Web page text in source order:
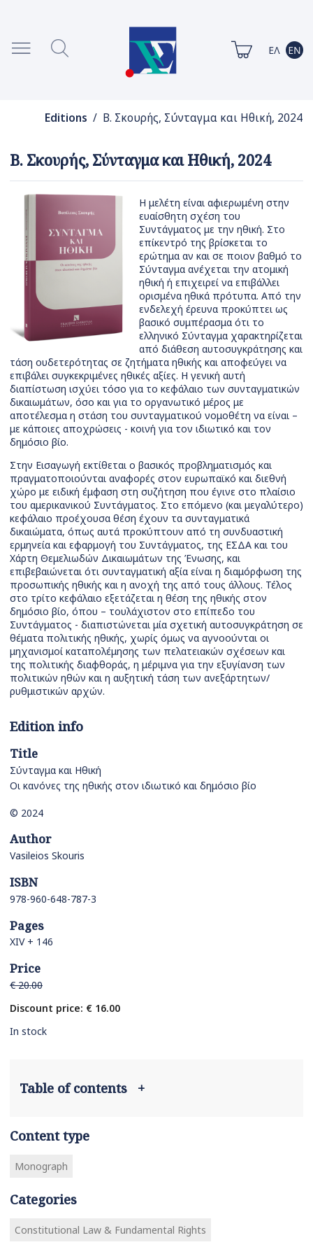
Editions / Β. Σκουρής, Σύνταγμα και Ηθική, 2024
Β. Σκουρής, Σύνταγμα και Ηθική, 2024
Η μελέτη είναι αφιερωμένη στην
ευαίσθητη σχέση του
Συντάγματος με την ηθική. Στο
επίκεντρό της βρίσκεται το
ερώτημα αν και σε ποιον βαθμό το
Σύνταγμα ανέχεται την ατομική
ηθική ή επιχειρεί να επιβάλλει
ορισμένα ηθικά πρότυπα. Από την
ενδελεχή έρευνα προκύπτει ως
βασικό συμπέρασμα ότι το
ελληνικό Σύνταγμα χαρακτηρίζεται
από διάθεση αυτοσυγκράτησης και
τάση ουδετερότητας σε ζητήματα ηθικής και αποφεύγει να
επιβάλει συγκεκριμένες ηθικές αξίες. Η γενική αυτή
διαπίστωση ισχύει τόσο για το κεφάλαιο των συνταγματικών
δικαιωμάτων, όσο και για το οργανωτικό μέρος με
αποτέλεσμα η στάση του συνταγματικού νομοθέτη να είναι –
με κάποιες αποχρώσεις - κοινή για τον ιδιωτικό και τον
δημόσιο βίο.
Στην Εισαγωγή εκτίθεται ο βασικός προβληματισμός και
πραγματοποιούνται αναφορές στον ευρωπαϊκό και διεθνή
χώρο με ειδική έμφαση στη συζήτηση που έγινε στο πλαίσιο
του αμερικανικού Συντάγματος. Στο επόμενο (και μεγαλύτερο)
κεφάλαιο προέχουσα θέση έχουν τα συνταγματικά
δικαιώματα, όπως αυτά προκύπτουν από τη συνδυαστική
ερμηνεία και εφαρμογή του Συντάγματος, της ΕΣΔΑ και του
Χάρτη Θεμελιωδών Δικαιωμάτων της Ένωσης, και
επιβεβαιώνεται ότι συνταγματική αξία είναι η διαμόρφωση της
προσωπικής ηθικής και η ανοχή της από τους άλλους. Τέλος
στο τρίτο κεφάλαιο εξετάζεται η θέση της ηθικής στον
δημόσιο βίο, όπου – τουλάχιστον στο επίπεδο του
Συντάγματος - διαπιστώνεται μία σχετική αυτοσυγκράτηση σε
θέματα πολιτικής ηθικής, χωρίς όμως να αγνοούνται οι
μηχανισμοί καταπολέμησης των πελατειακών σχέσεων και
της πολιτικής διαφθοράς, η μέριμνα για την εξυγίανση των
πολιτικών ηθών και η αυξητική τάση των ανεξάρτητων/
ρυθμιστικών αρχών.
Edition info
Title
Σύνταγμα και Ηθική
Οι κανόνες της ηθικής στον ιδιωτικό και δημόσιο βίο
© 2024
Author
Vasileios Skouris
ISBN
978-960-648-787-3
Pages
XIV + 146
Price
€ 20.00
Discount price: € 16.00
In stock
Table of contents +
Content type
Monograph
Categories
Constitutional Law & Fundamental Rights